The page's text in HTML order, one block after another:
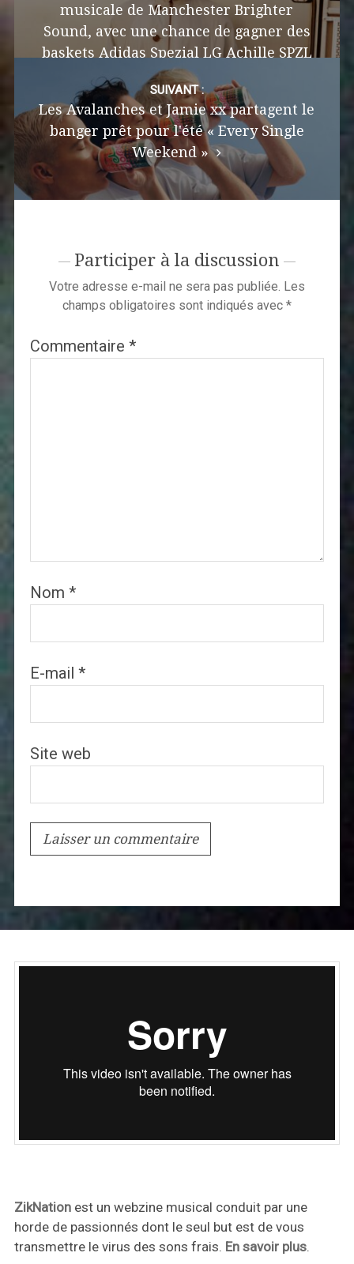
musicale de Manchester Brighter
Sound, avec une chance de gagner des
baskets Adidas Spezial LG Achille SPZL
à guichets fermés
SUIVANT :
Les Avalanches et Jamie xx partagent le
banger prêt pour l'été « Every Single
Weekend »
Participer à la discussion
Votre adresse e-mail ne sera pas publiée. Les
champs obligatoires sont indiqués avec *
Commentaire *
Nom *
E-mail *
Site web
ZikNationest un webzine musical conduit par une
horde de passionnés dont le seul but est de vous
transmettre le virus des sons frais. En savoir plus.